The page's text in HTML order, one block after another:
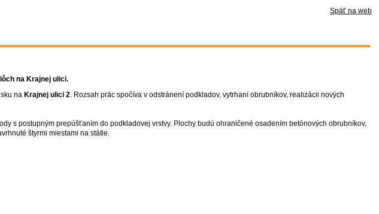
Späť na web
na Krajnej ulici.
na Krajnej ulici 2. Rozsah prác spočíva v odstránení podkladov, vytrhaní obrubníkov, realizácii nových
s postupným prepúšťaním do podkladovej vrstvy. Plochy budú ohraničené osadením betónových obrubníkov,
štyrmi miestami na státie.